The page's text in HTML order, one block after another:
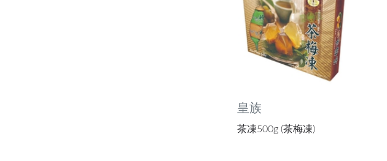
皇族
茶凍500g (茶梅凍)